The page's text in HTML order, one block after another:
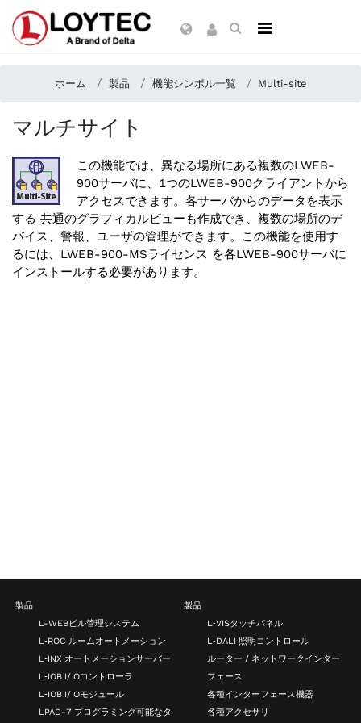
ホーム 製品 機能シンボル一覧 Multi-site
マルチサイト
この機能では、異なる場所にある複数のLWEB-
900サーバに、1つのLWEB-900クライアントから
アクセスできます。各サーバからのデータを表示
する 共通のグラフィカルビューも作成でき、複数の場所のデ
バイス、警報、ユーザの管理ができます。この機能を使用す
るには、LWEB-900-MSライセンス を各LWEB-900サーバに
インストールする必要があります。
製品
L-WEBビル管理システム
L‑ROC ルームオートメーション
L‑INX オートメーションサーバー
L‑IOB I/ Oコントローラ
L‑IOB I/ Oモジュール
LPAD-7 プログラミング可能なタ
製品
L‑VISタッチパネル
L‑DALI 照明コントロール
ルーター / ネットワークインター
フェース
各種インターフェース機器
各種アクセサリ